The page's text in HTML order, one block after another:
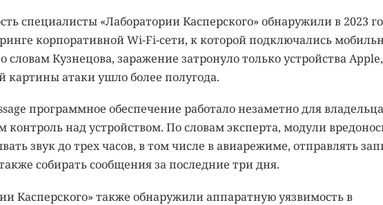
специалисты «Лаборатории Касперского» обнаружили в 2023
корпоративной Wi-Fi-сети, к которой подключались
Кузнецова, заражение затронуло только устройства
картины атаки ушло более полугода.
программное обеспечение работало незаметно для
над устройством. По словам эксперта, модули
звук до трех часов, в том числе в авиарежиме, отправлять
собирать сообщения за последние три дня.
Касперского» также обнаружили аппаратную уязвимость в